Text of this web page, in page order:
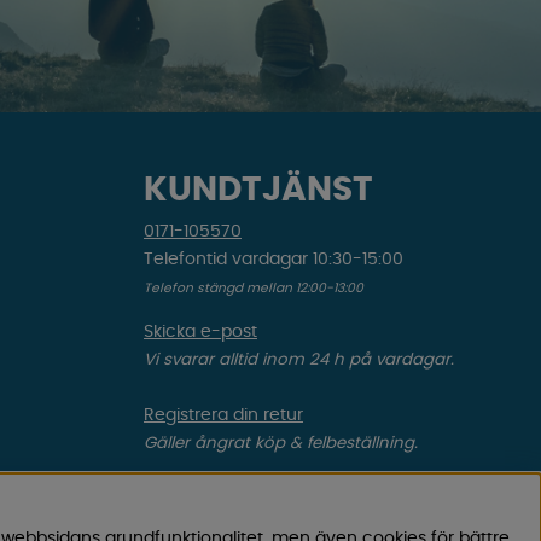
KUNDTJÄNST
0171-105570
Telefontid vardagar 10:30-15:00
Telefon stängd mellan 12:00-13:00
Skicka e-post
Vi svarar alltid inom 24 h på vardagar.
Registrera din retur
Gäller ångrat köp & felbeställning.